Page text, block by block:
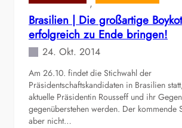
s
r
a
e
i
s
c
h
,
Brasilien | Die großartige
erfolgreich zu Ende bringen!
24. Okt. 2014
Am 26.10. findet die Stichwahl der
Präsidentschaftskandidaten in Brasilien
aktuelle Präsidentin Rousseff und ihr
gegenüberstehen werden. Der kommende
aber nicht…